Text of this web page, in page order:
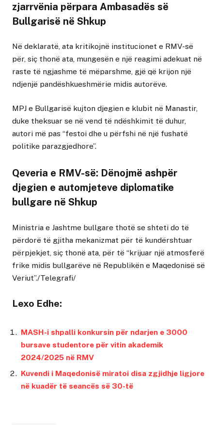
zjarrvënia përpara Ambasadës së
Bullgarisë në Shkup
Në deklaratë, ata kritikojnë institucionet e RMV-së
për, siç thonë ata, mungesën e një reagimi adekuat në
raste të ngjashme të mëparshme, gjë që krijon një
ndjenjë pandëshkueshmërie midis autorëve.
MPJ e Bullgarisë kujton djegien e klubit në Manastir,
duke theksuar se në vend të ndëshkimit të duhur,
autori më pas “festoi dhe u përfshi në një fushatë
politike parazgjedhore”.
Qeveria e RMV-së: Dënojmë ashpër
djegien e automjeteve diplomatike
bullgare në Shkup
Ministria e Jashtme bullgare thotë se shteti do të
përdorë të gjitha mekanizmat për të kundërshtuar
përpjekjet, siç thonë ata, për të “krijuar një atmosferë
frike midis bullgarëve në Republikën e Maqedonisë së
Veriut”./Telegrafi/
Lexo Edhe:
MASH-i shpalli konkursin për ndarjen e 3000
bursave studentore për vitin akademik
2024/2025 në RMV
Kuvendi i Maqedonisë miratoi disa zgjidhje ligjore
në kuadër të seancës së 30-të